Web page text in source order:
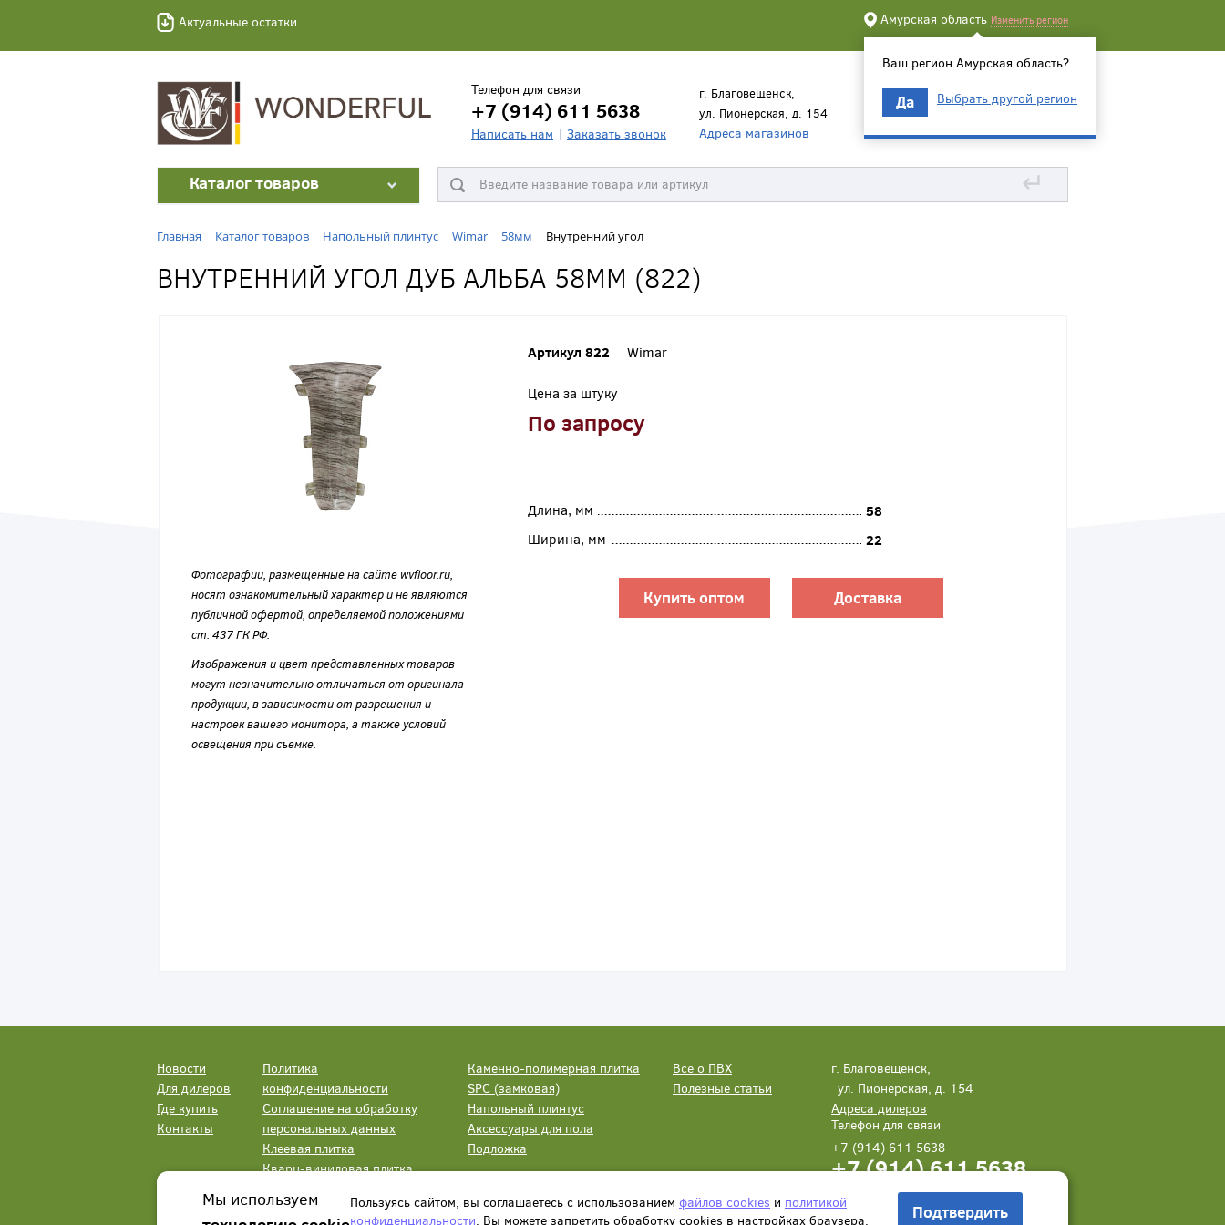
Актуальные остатки Амурская область Изменить регион
Ваш регион Амурская область?
Да Выбрать другой регион
Телефон для связи
+7 (914) 611 5638
Написать нам Заказать звонок
г. Благовещенск,
ул. Пионерская, д. 154
Адреса магазинов
Каталог товаров ↵
Главная Каталог товаров Напольный плинтус Wimar 58мм Внутренний угол
ВНУТРЕННИЙ УГОЛ ДУБ АЛЬБА 58ММ (822)
Фотографии, размещённые на сайте wvfloor.ru,
носят ознакомительный характер и не являются
публичной офертой, определяемой положениями
ст. 437 ГК РФ.
Изображения и цвет представленных товаров
могут незначительно отличаться от оригинала
продукции, в зависимости от разрешения и
настроек вашего монитора, а также условий
освещения при съемке.
Артикул 822 Wimar
Цена за штуку
По запросу
Длина, мм
58
Ширина, мм
22
Купить оптом Доставка
Новости
Для дилеров
Где купить
Контакты
Политика
конфиденциальности
Соглашение на обработку
персональных данных
Клеевая плитка
Кварц-виниловая плитка
Каменно-полимерная плитка
SPC (замковая)
Напольный плинтус
Аксессуары для пола
Подложка
Все о ПВХ
Полезные статьи
г. Благовещенск,
ул. Пионерская, д. 154
Адреса дилеров
Телефон для связи
+7 (914) 611 5638
+7 (914) 611 5638
Написать нам Заказать звонок
Мы используем
Пользуясь сайтом, вы соглашаетесь с использованием файлов cookies и политикой
конфиденциальности. Вы можете запретить обработку сookies в настройках браузера. Подтвердить